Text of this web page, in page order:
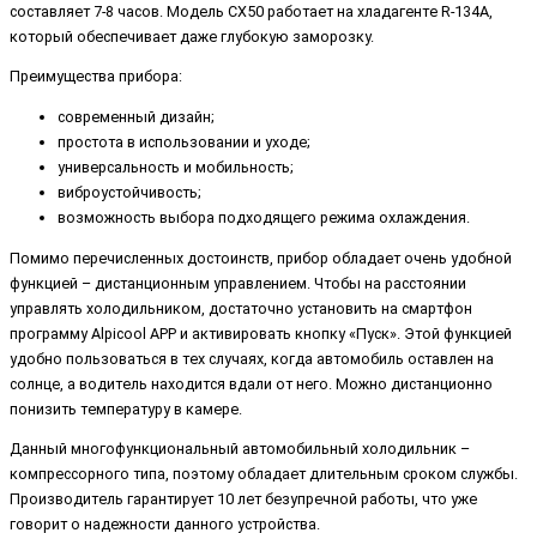
составляет 7-8 часов. Модель CX50 работает на хладагенте R-134А,
который обеспечивает даже глубокую заморозку.
Преимущества прибора:
современный дизайн;
простота в использовании и уходе;
универсальность и мобильность;
виброустойчивость;
возможность выбора подходящего режима охлаждения.
Помимо перечисленных достоинств, прибор обладает очень удобной
функцией – дистанционным управлением. Чтобы на расстоянии
управлять холодильником, достаточно установить на смартфон
программу Alpicool APP и активировать кнопку «Пуск». Этой функцией
удобно пользоваться в тех случаях, когда автомобиль оставлен на
солнце, а водитель находится вдали от него. Можно дистанционно
понизить температуру в камере.
Данный многофункциональный автомобильный холодильник –
компрессорного типа, поэтому обладает длительным сроком службы.
Производитель гарантирует 10 лет безупречной работы, что уже
говорит о надежности данного устройства.